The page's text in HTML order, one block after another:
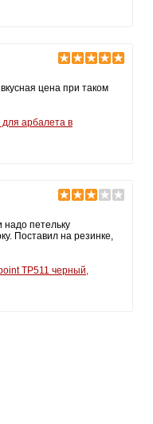
цена при таком
арбалета в
надо петельку
Поставил на резинке,
TP511 черный,